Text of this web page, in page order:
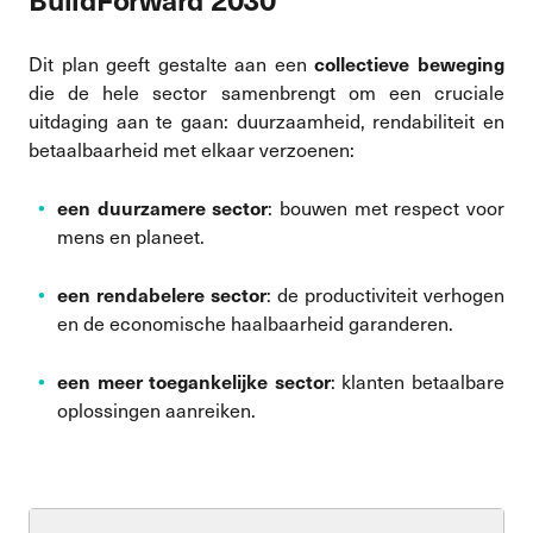
Dit plan geeft gestalte aan eencollectieve beweging
die de hele sector samenbrengt om een cruciale
uitdaging aan te gaan: duurzaamheid, rendabiliteit en
betaalbaarheid met elkaar verzoenen:
een duurzamere sector: bouwen met respect voor
mens en planeet.
een rendabelere sector: de productiviteit verhogen
en de economische haalbaarheid garanderen.
een meer toegankelijke sector: klanten betaalbare
oplossingen aanreiken.